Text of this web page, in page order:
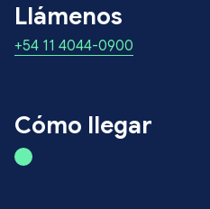
Llámenos
+54 11 4044-0900
Cómo llegar